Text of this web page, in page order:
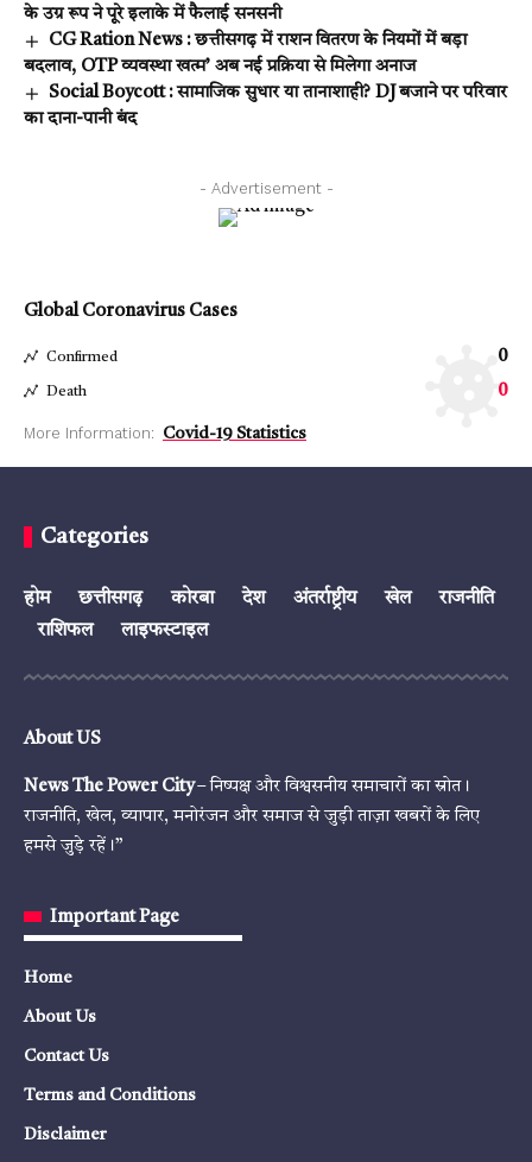
के उग्र रूप ने पूरे इलाके में फैलाई सनसनी
CG Ration News : छत्तीसगढ़ में राशन वितरण के नियमों में बड़ा
बदलाव, OTP व्यवस्था खत्म’ अब नई प्रक्रिया से मिलेगा अनाज
Social Boycott : सामाजिक सुधार या तानाशाही? DJ बजाने पर परिवार
का दाना-पानी बंद
- Advertisement -
Global Coronavirus Cases
Confirmed 0
Death 0
More Information: Covid-19 Statistics
Categories
होम छत्तीसगढ़ कोरबा देश अंतर्राष्ट्रीय खेल
राजनीति
राशिफल
लाइफस्टाइल
About US
News The Power City– निष्पक्ष और विश्वसनीय समाचारों का स्रोत।
राजनीति, खेल, व्यापार, मनोरंजन और समाज से जुड़ी ताज़ा खबरों के लिए
हमसे जुड़े रहें।”
Important Page
Home
About Us
Contact Us
Terms and Conditions
Disclaimer